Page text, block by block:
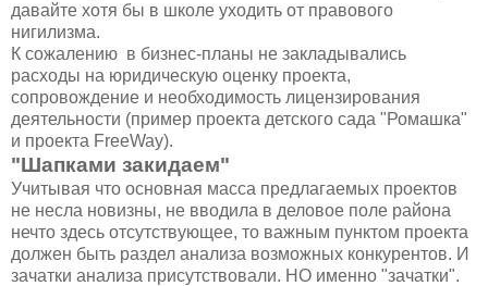
давайте хотя бы в школе уходить от правового
нигилизма.
К сожалению в бизнес-планы не закладывались
расходы на юридическую оценку проекта,
сопровождение и необходимость лицензирования
деятельности (пример проекта детского сада "Ромашка"
и проекта FreeWay).
"Шапками закидаем"
Учитывая что основная масса предлагаемых проектов
не несла новизны, не вводила в деловое поле района
нечто здесь отсутствующее, то важным пунктом проекта
должен быть раздел анализа возможных конкурентов. И
зачатки анализа присутствовали. НО именно "зачатки".